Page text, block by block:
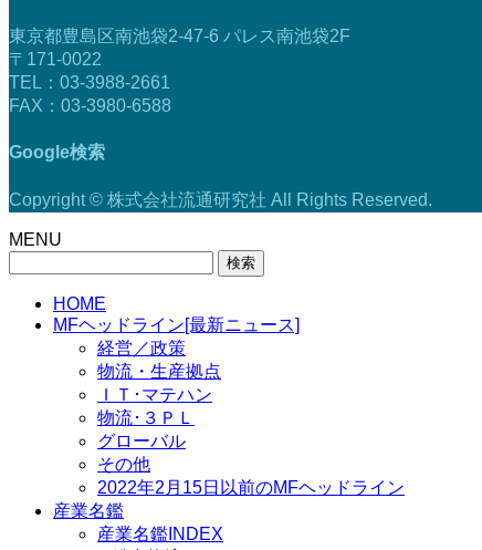
東京都豊島区南池袋2-47-6 パレス南池袋2F
〒171-0022
TEL：03-3988-2661
FAX：03-3980-6588
Google検索
Copyright © 株式会社流通研究社 All Rights Reserved.
MENU
HOME
MFヘッドライン[最新ニュース]
経営／政策
物流・生産拠点
ＩＴ･マテハン
物流･３ＰＬ
グローバル
その他
2022年2月15日以前のMFヘッドライン
産業名鑑
産業名鑑INDEX